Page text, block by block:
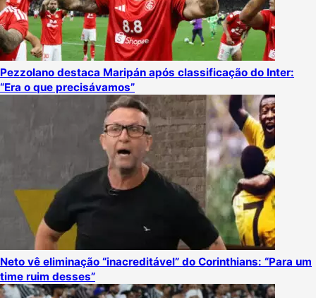
Pezzolano destaca Maripán após classificação do Inter:
“Era o que precisávamos”
Neto vê eliminação “inacreditável” do Corinthians: “Para um
time ruim desses”